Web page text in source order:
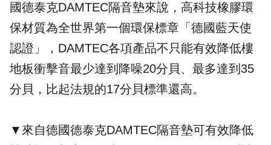
國德泰克DAMTEC隔音墊來說，高科技橡膠環
保材質為全世界第一個環保標章「 德國藍天使
認證 」，DAMTEC各項產品不只能有效降低樓
地板衝擊音最少達到降噪20分貝、最多達到35
分貝，比起法規的17分貝標準還高。
▼ 來自德國德泰克DAMTEC隔音墊可有效降低